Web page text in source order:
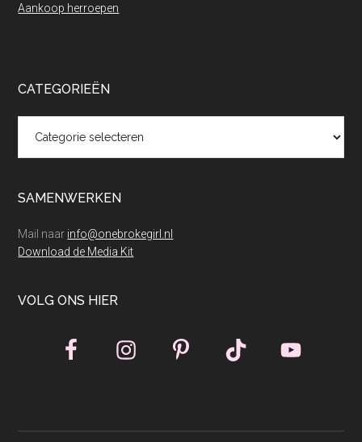
Aankoop herroepen
CATEGORIEËN
SAMENWERKEN
Mail naar info@onebrokegirl.nl
Download de Media Kit
VOLG ONS HIER